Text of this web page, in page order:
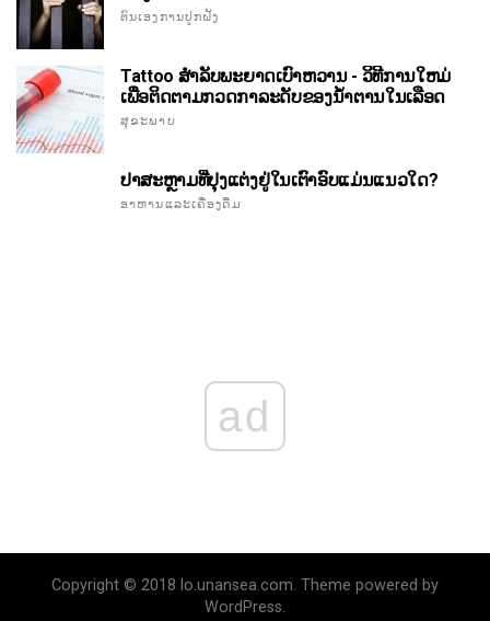
ຕົນເອງການປູກຝັງ
Tattoo ສໍາລັບພະຍາດເບົາຫວານ - ວິທີການໃຫມ່
ເພື່ອຕິດຕາມກວດກາລະດັບຂອງນ້ໍາຕານໃນເລືອດ
ສຸຂະພາບ
ປາສະຫຼາມທີ່ປຸງແຕ່ງຢູ່ໃນເຕົາອົບແມ່ນແນວໃດ?
ອາຫານແລະເຄື່ອງດື່ມ
ad
Copyright © 2018 lo.unansea.com. Theme powered by
WordPress.